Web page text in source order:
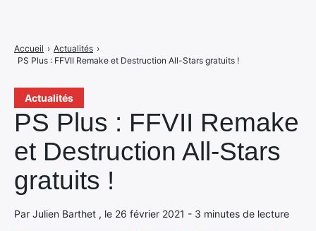
Actualités
PS Plus : FFVII Remake
et Destruction All-Stars
gratuits !
Par Julien Barthet , le 26 février 2021 - 3 minutes de lecture
Accueil › Actualités ›
PS Plus : FFVII Remake et Destruction All-Stars gratuits !